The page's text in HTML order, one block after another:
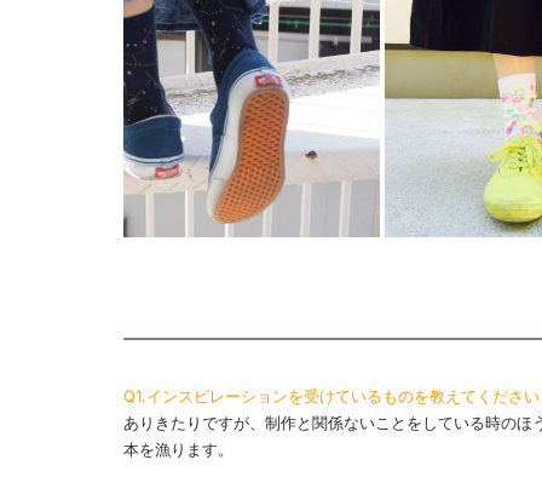
Q1.インスピレーションを受けているものを教えてください
ありきたりですが、制作と関係ないことをしている時の
本を漁ります。